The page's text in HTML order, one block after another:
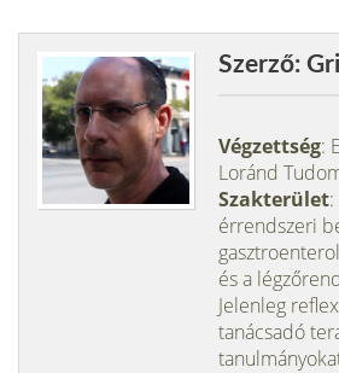
Szerző:
Végzettség:
Loránd
Szakterület
érrendszeri
és a
Jelenleg
tanácsadó